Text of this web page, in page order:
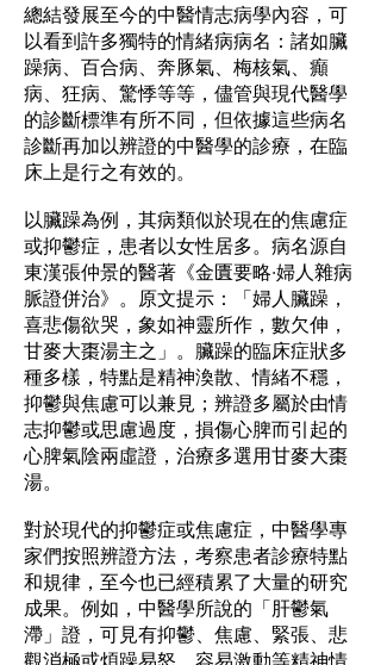
總結發展至今的中醫情志病學內容，可
以看到許多獨特的情緒病病名：諸如臟
躁病、百合病、奔豚氣、梅核氣、癲
病、狂病、驚悸等等，儘管與現代醫學
的診斷標準有所不同，但依據這些病名
診斷再加以辨證的中醫學的診療，在臨
床上是行之有效的。
以臟躁為例，其病類似於現在的焦慮症
或抑鬱症，患者以女性居多。病名源自
東漢張仲景的醫著《金匱要略·婦人雜病
脈證併治》。原文提示：「婦人臟躁，
喜悲傷欲哭，象如神靈所作，數欠伸，
甘麥大棗湯主之」。臟躁的臨床症狀多
種多樣，特點是精神渙散、情緒不穩，
抑鬱與焦慮可以兼見；辨證多屬於由情
志抑鬱或思慮過度，損傷心脾而引起的
心脾氣陰兩虛證，治療多選用甘麥大棗
湯。
對於現代的抑鬱症或焦慮症，中醫學專
家們按照辨證方法，考察患者診療特點
和規律，至今也已經積累了大量的研究
成果。例如，中醫學所說的「肝鬱氣
滯」證，可見有抑鬱、焦慮、緊張、悲
觀消極或煩躁易怒、容易激動等精神情